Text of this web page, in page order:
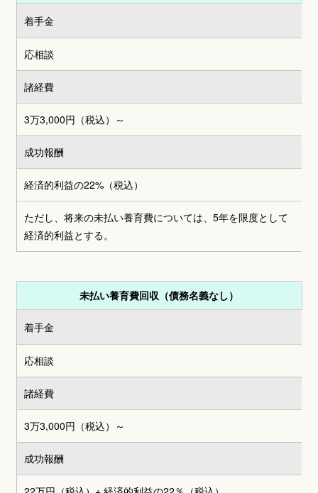
着手金
応相談
諸経費
3万3,000円 （税込）～
成功報酬
経済的利益の22%（税込）
ただし、将来の未払い養育費については、5年を限度として
経済的利益とする。
未払い養育費回収（債務名義なし）
着手金
応相談
諸経費
3万3,000円 （税込）～
成功報酬